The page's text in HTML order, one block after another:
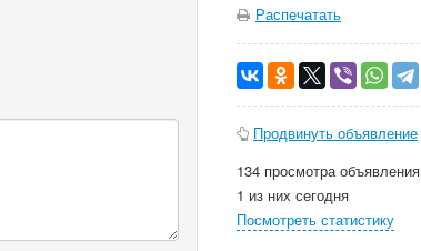
Распечатать
Продвинуть объявление
134 просмотра объявления
1 из них сегодня
Посмотреть статистику